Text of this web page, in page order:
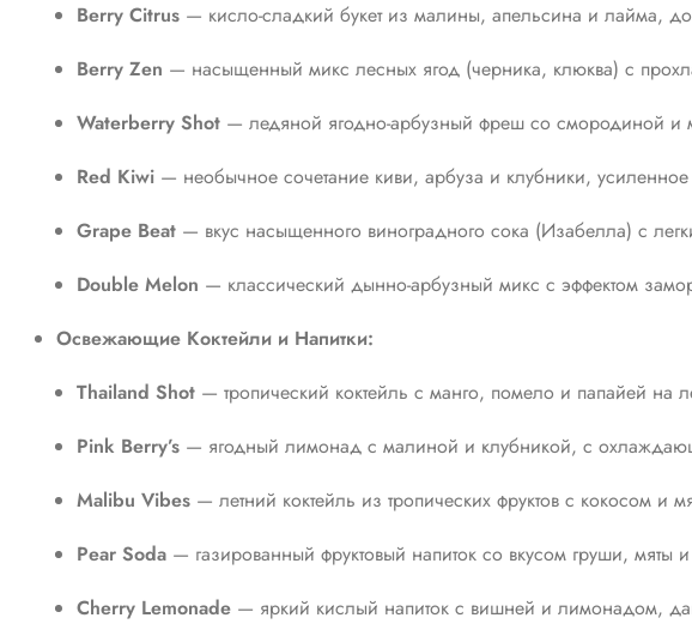
Berry Citrus — кисло-сладкий букет из малины, апельсина и лайма,
Berry Zen — насыщенный микс лесных ягод (черника, клюква) с
Waterberry Shot — ледяной ягодно-арбузный фреш со смородиной и
Red Kiwi — необычное сочетание киви, арбуза и клубники,
Grape Beat — вкус насыщенного виноградного сока (Изабелла) с
Double Melon — классический дынно-арбузный микс с эффектом
Освежающие Коктейли и Напитки:
Thailand Shot — тропический коктейль с манго, помело и папайей на
Pink Berry’s — ягодный лимонад с малиной и клубникой, с
Malibu Vibes — летний коктейль из тропических фруктов с кокосом и
Pear Soda — газированный фруктовый напиток со вкусом груши, мяты
Cherry Lemonade — яркий кислый напиток с вишней и лимонадом,